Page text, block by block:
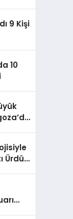
9 Kişi
10
Ürdün